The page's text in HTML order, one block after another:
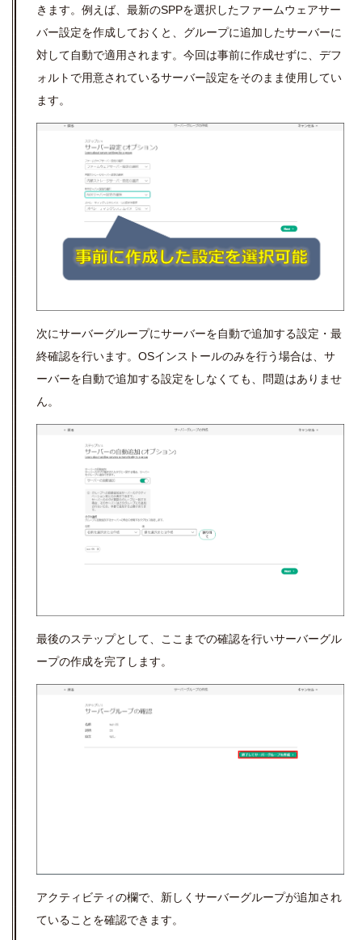
きます。例えば、最新のSPPを選択したファームウェアサー
バー設定を作成しておくと、グループに追加したサーバーに
対して自動で適用されます。今回は事前に作成せずに、デフ
ォルトで用意されているサーバー設定をそのまま使用してい
ます。
次にサーバーグループにサーバーを自動で追加する設定・最
終確認を行います。 OSインストールのみを行う場合は、サ
ーバーを自動で追加する設定をしなくても、問題はありませ
ん。
最後のステップとして、ここまでの確認を行いサーバーグル
ープの作成を完了します。
アクティビティの欄で、新しくサーバーグループが追加され
ていることを確認できます。